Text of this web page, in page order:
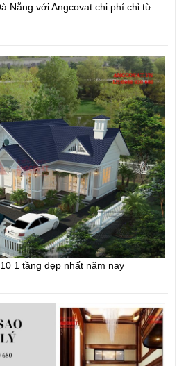
Nẵng với Angcovat chi phí chỉ từ
1 tầng đẹp nhất năm nay